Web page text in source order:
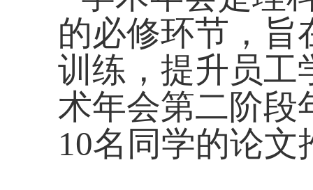
的必修环节，旨
训练，提升员工
术年会第二阶段
10名同学的论文